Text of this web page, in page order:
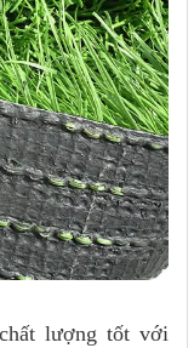
lượng tốt với